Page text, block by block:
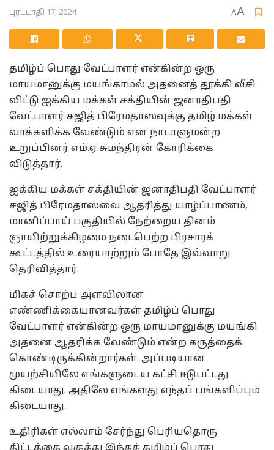
புரட்டாதி 17, 2024 AA
தமிழ்ப் பொது வேட்பாளர் என்கின்ற ஒரு
மாயமானுக்கு மயங்காமல் அதனைத் தூக்கி வீசி
விட்டு ஐக்கிய மக்கள் சக்தியின் ஜனாதிபதி
வேட்பாளர் சஜித் பிரேமதாஸவுக்கு தமிழ் மக்கள்
வாக்களிக்க வேண்டும் என நாடாளுமன்ற
உறுப்பினர் எம்.ஏ.சுமந்திரன் கோரிக்கை
விடுத்தார்.
ஐக்கிய மக்கள் சக்தியின் ஜனாதிபதி வேட்பாளர்
சஜித் பிரேமதாஸவை ஆதரித்து யாழ்ப்பாணம்,
மானிப்பாய் பகுதியில் நேற்றைய தினம்
ஞாயிற்றுக்கிழமை நடைபெற்ற பிரசாரக்
கூட்டத்தில் உரையாற்றும் போதே இவ்வாறு
தெரிவித்தார்.
மிகச் சொற்ப அளவிலான
எண்ணிக்கையானவர்கள் தமிழ்ப் பொது
வேட்பாளர் என்கின்ற ஒரு மாயமானுக்கு மயங்கி
அதனை ஆதரிக்க வேண்டும் என்ற கருத்தைக்
கொண்டிருக்கின்றார்கள். அப்படியான
முயற்சியிலே எங்களுடைய கட்சி ஈடுபட்டது
கிடையாது. அதிலே எங்களது எந்தப் பங்களிப்பும்
கிடையாது.
உதிரிகள் எல்லாம் சேர்ந்து பெரியதொரு